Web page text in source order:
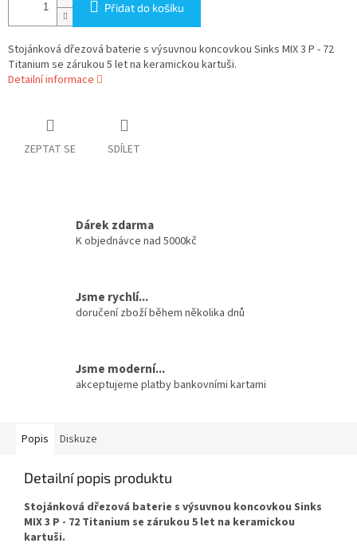
Přidat do košíku
Stojánková dřezová baterie s výsuvnou koncovkou Sinks MIX 3 P - 72
Titanium se zárukou 5 let na keramickou kartuši.
Detailní informace
ZEPTAT SE SDÍLET
Dárek zdarma
K objednávce nad 5000kč
Jsme rychlí...
doručení zboží během několika dnů
Jsme moderní...
akceptujeme platby bankovními kartami
Popis Diskuze
Detailní popis produktu
Stojánková dřezová baterie s výsuvnou koncovkou Sinks
MIX 3 P - 72 Titanium se zárukou 5 let na keramickou
kartuši.